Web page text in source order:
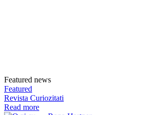
Featured news
Featured
Revista Curiozitati
Read more